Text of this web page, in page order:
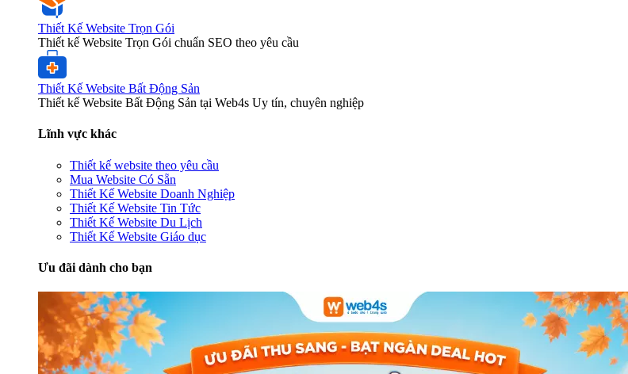
Thiết Kế Website Trọn Gói
Thiết kế Website Trọn Gói chuẩn SEO theo yêu cầu
Thiết Kế Website Bất Động Sản
Thiết kế Website Bất Động Sản tại Web4s Uy tín, chuyên nghiệp
Lĩnh vực khác
Thiết kế website theo yêu cầu
Mua Website Có Sẵn
Thiết Kế Website Doanh Nghiệp
Thiết Kế Website Tin Tức
Thiết Kế Website Du Lịch
Thiết Kế Website Giáo dục
Ưu đãi dành cho bạn